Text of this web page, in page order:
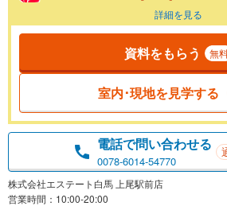
詳細を見る
資料をもらう 無
室内･現地を見学する
電話で問い合わせる
0078-6014-54770
株式会社エステート白馬 上尾駅前店
営業時間：10:00-20:00